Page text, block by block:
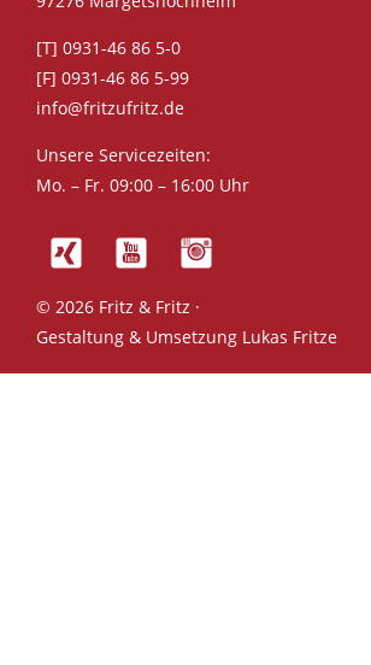
[T] 0931-46 86 5-0
[F] 0931-46 86 5-99
info@fritzufritz.de
Unsere Servicezeiten:
Mo. – Fr. 09:00 – 16:00 Uhr
© 2026 Fritz & Fritz ·
Gestaltung & Umsetzung Lukas Fritze